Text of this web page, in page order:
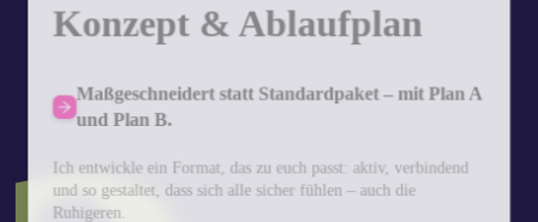
Konzept & Ablaufplan
Maßgeschneidert statt Standardpaket – mit Plan A
und Plan B.
Ich entwickle ein Format, das zu euch passt: aktiv, verbindend
und so gestaltet, dass sich alle sicher fühlen – auch die
Ruhigeren.